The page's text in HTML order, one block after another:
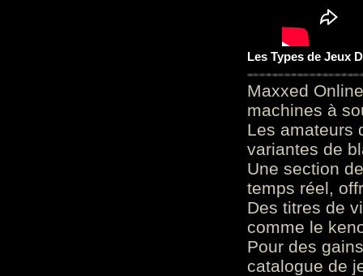
Les Types de Jeux
Maxxed
machines à
Les amateurs
variantes de
Une section
temps réel,
Des titres de
comme le
Pour des
catalogue de